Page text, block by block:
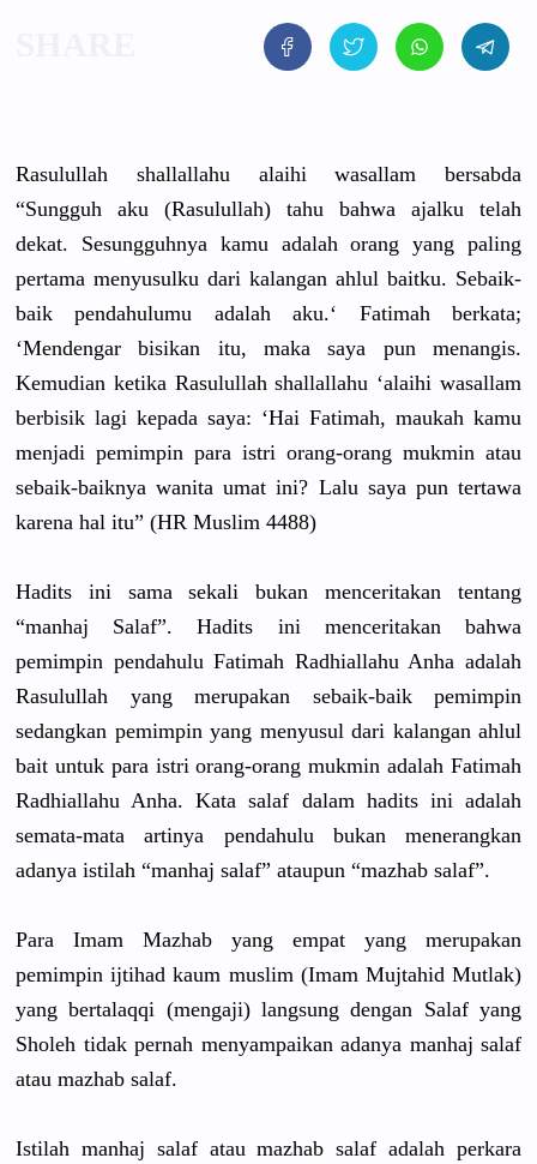
Rasulullah shallallahu alaihi wasallam bersabda
“Sungguh aku (Rasulullah) tahu bahwa ajalku telah
dekat. Sesungguhnya kamu adalah orang yang paling
pertama menyusulku dari kalangan ahlul baitku. Sebaik-
baik pendahulumu adalah aku.‘ Fatimah berkata;
‘Mendengar bisikan itu, maka saya pun menangis.
Kemudian ketika Rasulullah shallallahu ‘alaihi wasallam
berbisik lagi kepada saya: ‘Hai Fatimah, maukah kamu
menjadi pemimpin para istri orang-orang mukmin atau
sebaik-baiknya wanita umat ini? Lalu saya pun tertawa
karena hal itu” (HR Muslim 4488)
Hadits ini sama sekali bukan menceritakan tentang
“manhaj Salaf”. Hadits ini menceritakan bahwa
pemimpin pendahulu Fatimah Radhiallahu Anha adalah
Rasulullah yang merupakan sebaik-baik pemimpin
sedangkan pemimpin yang menyusul dari kalangan ahlul
bait untuk para istri orang-orang mukmin adalah Fatimah
Radhiallahu Anha. Kata salaf dalam hadits ini adalah
semata-mata artinya pendahulu bukan menerangkan
adanya istilah “manhaj salaf” ataupun “mazhab salaf”.
Para Imam Mazhab yang empat yang merupakan
pemimpin ijtihad kaum muslim (Imam Mujtahid Mutlak)
yang bertalaqqi (mengaji) langsung dengan Salaf yang
Sholeh tidak pernah menyampaikan adanya manhaj salaf
atau mazhab salaf.
Istilah manhaj salaf atau mazhab salaf adalah perkara